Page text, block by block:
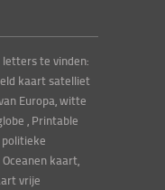
letters te vinden:
kaart satelliet
Europa, witte
, Printable
kaart,
vrije